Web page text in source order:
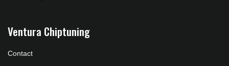
Ventura Chiptuning
Contact